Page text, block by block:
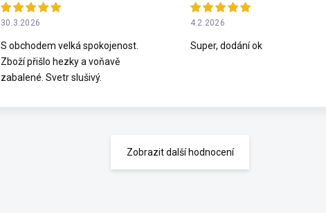
30.3.2026
S obchodem velká spokojenost.
Zboží přišlo hezky a voňavě
zabalené. Svetr slušivý.
4.2.2026
Super, dodání ok
Zobrazit další hodnocení